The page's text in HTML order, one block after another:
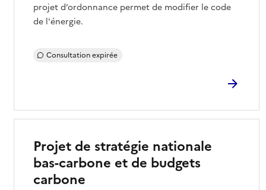
projet d’ordonnance permet de modifier le code
de l'énergie.
Consultation expirée
Projet de stratégie nationale
bas-carbone et de budgets
carbone